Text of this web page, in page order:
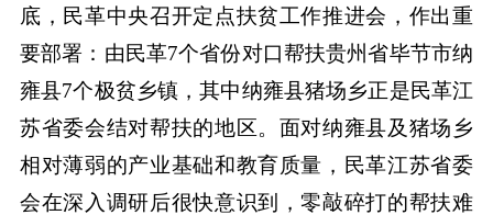
底，民革中央召开定点扶贫工作推进会，作出重
要部署：由民革7个省份对口帮扶贵州省毕节市纳
雍县7个极贫乡镇，其中纳雍县猪场乡正是民革江
苏省委会结对帮扶的地区。面对纳雍县及猪场乡
相对薄弱的产业基础和教育质量，民革江苏省委
会在深入调研后很快意识到，零敲碎打的帮扶难